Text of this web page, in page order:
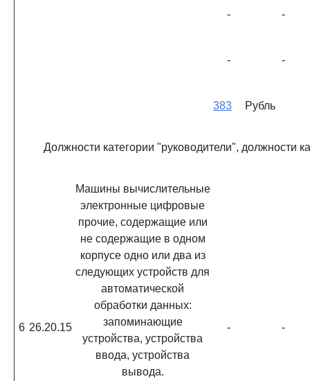
- -
- -
383 Рубль
Должности категории "руководители", должности
6 26.20.15
Машины вычислительные
электронные цифровые
прочие, содержащие или
не содержащие в одном
корпусе одно или два из
следующих устройств для
автоматической
обработки данных:
запоминающие
устройства, устройства
ввода, устройства
вывода.
- -